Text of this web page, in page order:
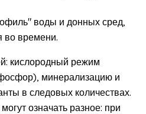
воды и донных сред,
во времени.
кислородный режим
минерализацию и
в следовых количествах.
означать разное: при